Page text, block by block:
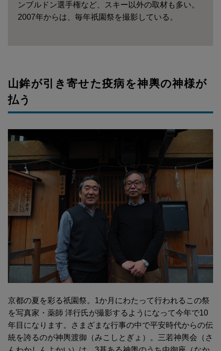
ンブルドン選手権など、スキー以外の取材も多い。
2007年からは、毎年祇園祭を撮影している。
山鉾が引き寄せた疫病を神輿の神様が
払う
京都の夏を彩る祇園祭。1か月にわたって行われるこの祭
を写真家・薬師 洋行氏が撮影するようになって今年で10
年目になります。さまざまな行事の中で平安時代からの伝
統を誇るのが神輿渡御（みこしとぎょ）。三若神輿会（さ